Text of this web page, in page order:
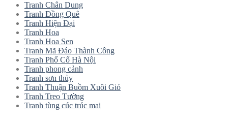
Tranh Chân Dung
Tranh Đồng Quê
Tranh Hiện Đại
Tranh Hoa
Tranh Hoa Sen
Tranh Mã Đáo Thành Công
Tranh Phố Cổ Hà Nội
Tranh phong cảnh
Tranh sơn thủy
Tranh Thuận Buồm Xuôi Gió
Tranh Treo Tường
Tranh tùng cúc trúc mai